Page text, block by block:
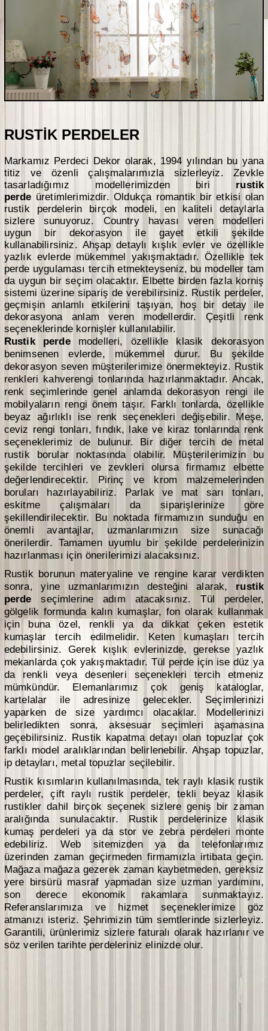
RUSTİK PERDELER
Markamız Perdeci Dekor olarak, 1994 yılından bu yana
titiz ve özenli çalışmalarımızla sizlerleyiz. Zevkle
tasarladığımız modellerimizden biri rustik
perde üretimlerimizdir. Oldukça romantik bir etkisi olan
rustik perdelerin birçok modeli, en kaliteli detaylarla
sizlere sunuyoruz. Country havası veren modelleri
uygun bir dekorasyon ile gayet etkili şekilde
kullanabilirsiniz. Ahşap detaylı kışlık evler ve özellikle
yazlık evlerde mükemmel yakışmaktadır. Özellikle tek
perde uygulaması tercih etmekteyseniz, bu modeller tam
da uygun bir seçim olacaktır. Elbette birden fazla korniş
sistemi üzerine sipariş de verebilirsiniz. Rustik perdeler,
geçmişin anlamlı etkilerini taşıyan, hoş bir detay ile
dekorasyona anlam veren modellerdir. Çeşitli renk
seçeneklerinde kornişler kullanılabilir.
Rustik perdemodelleri, özellikle klasik dekorasyon
benimsenen evlerde, mükemmel durur. Bu şekilde
dekorasyon seven müşterilerimize önermekteyiz. Rustik
renkleri kahverengi tonlarında hazırlanmaktadır. Ancak,
renk seçimlerinde genel anlamda dekorasyon rengi ile
mobilyaların rengi önem taşır. Farklı tonlarda, özellikle
beyaz ağırlıklı ise renk seçenekleri değişebilir. Meşe,
ceviz rengi tonları, fındık, lake ve kiraz tonlarında renk
seçeneklerimiz de bulunur. Bir diğer tercih de metal
rustik borular noktasında olabilir. Müşterilerimizin bu
şekilde tercihleri ve zevkleri olursa firmamız elbette
değerlendirecektir. Pirinç ve krom malzemelerinden
boruları hazırlayabiliriz. Parlak ve mat sarı tonları,
eskitme çalışmaları da siparişlerinize göre
şekillendirilecektir. Bu noktada firmamızın sunduğu en
önemli avantajlar, uzmanlarımızın size sunacağı
önerilerdir. Tamamen uyumlu bir şekilde perdelerinizin
hazırlanması için önerilerimizi alacaksınız.
Rustik borunun materyaline ve rengine karar verdikten
sonra, yine uzmanlarımızın desteğini alarak, rustik
perde seçimlerine adım atacaksınız. Tül perdeler,
gölgelik formunda kalın kumaşlar, fon olarak kullanmak
için buna özel, renkli ya da dikkat çeken estetik
kumaşlar tercih edilmelidir. Keten kumaşları tercih
edebilirsiniz. Gerek kışlık evlerinizde, gerekse yazlık
mekanlarda çok yakışmaktadır. Tül perde için ise düz ya
da renkli veya desenleri seçenekleri tercih etmeniz
mümkündür. Elemanlarımız çok geniş kataloglar,
kartelalar ile adresinize gelecekler. Seçimlerinizi
yaparken de size yardımcı olacaklar. Modellerinizi
belirledikten sonra, aksesuar seçimleri aşamasına
geçebilirsiniz. Rustik kapatma detayı olan topuzlar çok
farklı model aralıklarından belirlenebilir. Ahşap topuzlar,
ip detayları, metal topuzlar seçilebilir.
Rustik kısımların kullanılmasında, tek raylı klasik rustik
perdeler, çift raylı rustik perdeler, tekli beyaz klasik
rustikler dahil birçok seçenek sizlere geniş bir zaman
aralığında sunulacaktır. Rustik perdelerinize klasik
kumaş perdeleri ya da stor ve zebra perdeleri monte
edebiliriz. Web sitemizden ya da telefonlarımız
üzerinden zaman geçirmeden firmamızla irtibata geçin.
Mağaza mağaza gezerek zaman kaybetmeden, gereksiz
yere birsürü masraf yapmadan size uzman yardımını,
son derece ekonomik rakamlara sunmaktayız.
Referanslarımıza ve hizmet seçeneklerimize göz
atmanızı isteriz. Şehrimizin tüm semtlerinde sizlerleyiz.
Garantili, ürünlerimiz sizlere faturalı olarak hazırlanır ve
söz verilen tarihte perdeleriniz elinizde olur.